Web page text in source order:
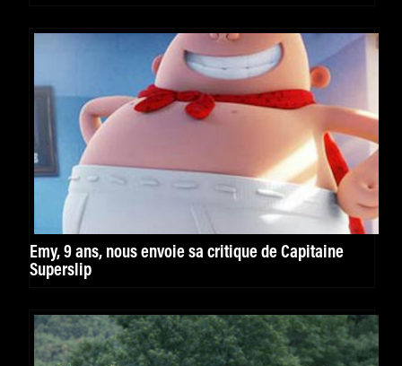
Emy, 9 ans, nous envoie sa critique de Capitaine
Superslip